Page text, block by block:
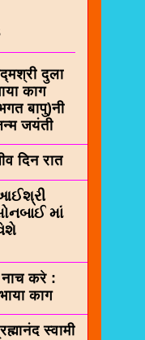
दुला
काग
बापु)नी
जयंती
दिन रात
માં
करे :
काग
स्वामी